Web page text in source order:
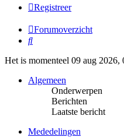
Registreer
Forumoverzicht
Zoek
Het is momenteel 09 aug 2026,
Algemeen
Onderwerpen
Berichten
Laatste bericht
Mededelingen